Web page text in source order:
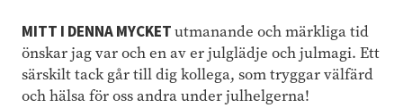
MITT I DENNA MYCKETutmanande och märkliga tid
önskar jag var och en av er julglädje och julmagi. Ett
särskilt tack går till dig kollega, som tryggar välfärd
och hälsa för oss andra under julhelgerna!